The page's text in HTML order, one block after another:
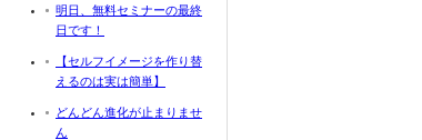
明日、無料セミナーの最終
日です！
【セルフイメージを作り替
えるのは実は簡単】
どんどん進化が止まりませ
ん